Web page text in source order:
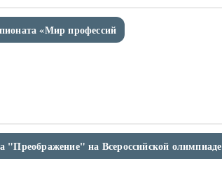
«Мир профессий
"Преображение" на Всероссийской олимпиаде